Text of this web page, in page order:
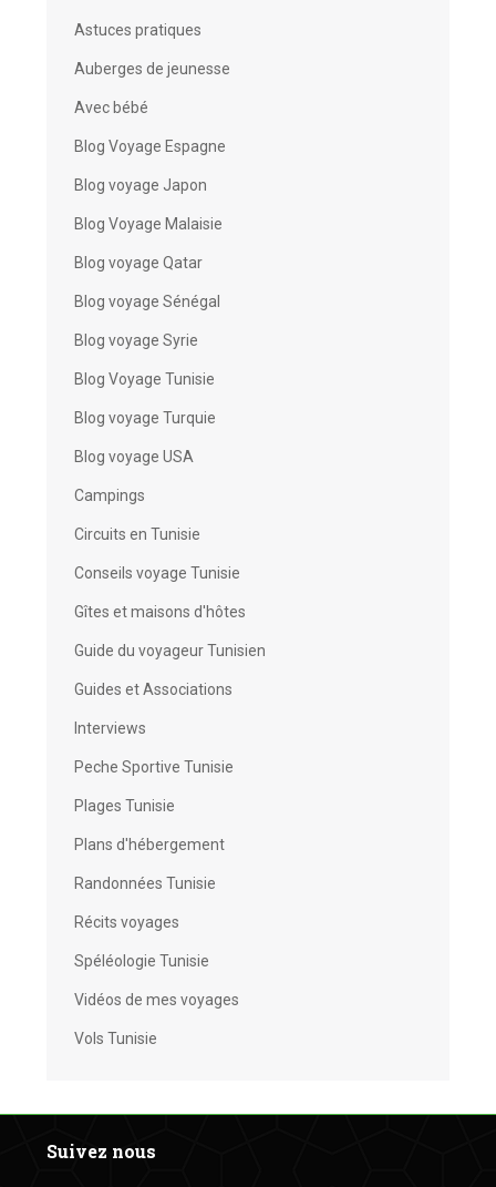
Astuces pratiques
Auberges de jeunesse
Avec bébé
Blog Voyage Espagne
Blog voyage Japon
Blog Voyage Malaisie
Blog voyage Qatar
Blog voyage Sénégal
Blog voyage Syrie
Blog Voyage Tunisie
Blog voyage Turquie
Blog voyage USA
Campings
Circuits en Tunisie
Conseils voyage Tunisie
Gîtes et maisons d'hôtes
Guide du voyageur Tunisien
Guides et Associations
Interviews
Peche Sportive Tunisie
Plages Tunisie
Plans d'hébergement
Randonnées Tunisie
Récits voyages
Spéléologie Tunisie
Vidéos de mes voyages
Vols Tunisie
Suivez nous